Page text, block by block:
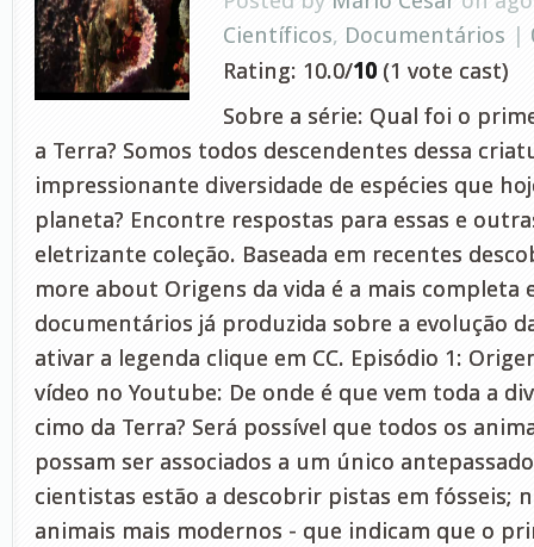
Científicos, Documentários |
Rating: 10.0/10 (1 vote cast)
Sobre a série: Qual foi o
a Terra? Somos todos descendentes dessa
impressionante diversidade de espécies que
planeta? Encontre respostas para essas e
eletrizante coleção. Baseada em recentes
more about Origens da vida é a mais completa
documentários já produzida sobre a evolução
ativar a legenda clique em CC. Episódio 1:
vídeo no Youtube: De onde é que vem toda a
cimo da Terra? Será possível que todos os
possam ser associados a um único
cientistas estão a descobrir pistas em fósseis;
animais mais modernos - que indicam que o